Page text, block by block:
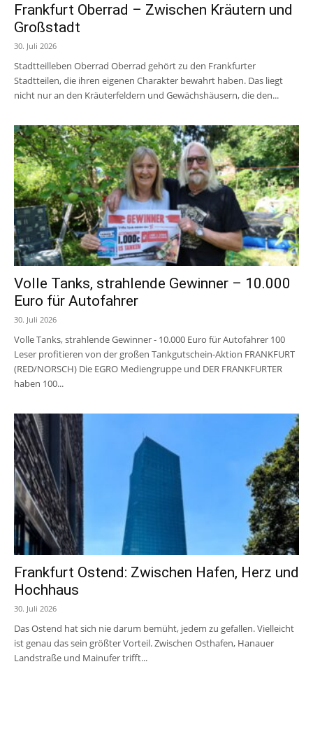
Frankfurt Oberrad – Zwischen Kräutern und
Großstadt
30. Juli 2026
Stadtteilleben Oberrad Oberrad gehört zu den Frankfurter
Stadtteilen, die ihren eigenen Charakter bewahrt haben. Das liegt
nicht nur an den Kräuterfeldern und Gewächshäusern, die den...
Volle Tanks, strahlende Gewinner – 10.000
Euro für Autofahrer
30. Juli 2026
Volle Tanks, strahlende Gewinner - 10.000 Euro für Autofahrer 100
Leser profitieren von der großen Tankgutschein-Aktion FRANKFURT
(RED/NORSCH) Die EGRO Mediengruppe und DER FRANKFURTER
haben 100...
Frankfurt Ostend: Zwischen Hafen, Herz und
Hochhaus
30. Juli 2026
Das Ostend hat sich nie darum bemüht, jedem zu gefallen. Vielleicht
ist genau das sein größter Vorteil. Zwischen Osthafen, Hanauer
Landstraße und Mainufer trifft...